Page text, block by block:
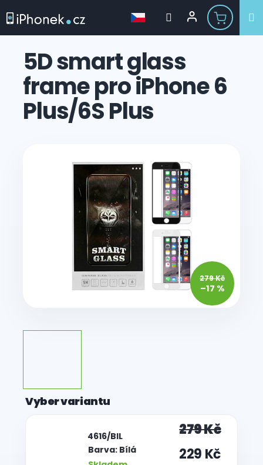
5D smart glass
frame pro iPhone 6
Plus/6S Plus
279 Kč
–17 %
Barva: Bílá
| 4616/BIL
279 Kč
229 Kč